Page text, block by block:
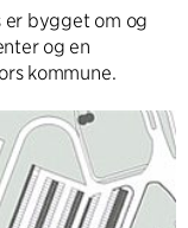
er bygget om og
og en
kommune.